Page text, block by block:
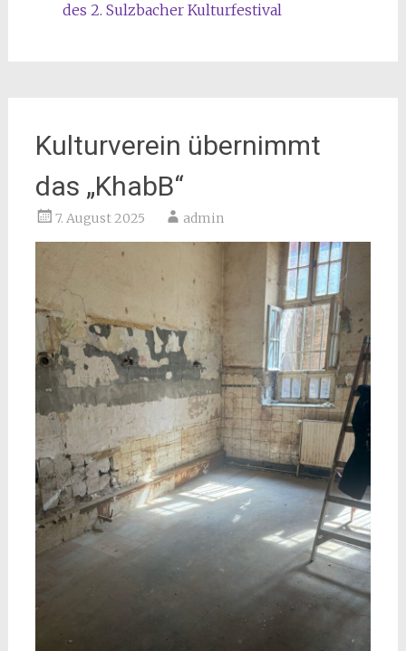
des 2. Sulzbacher Kulturfestival
Kulturverein übernimmt
das „KhabB“
7. August 2025 admin